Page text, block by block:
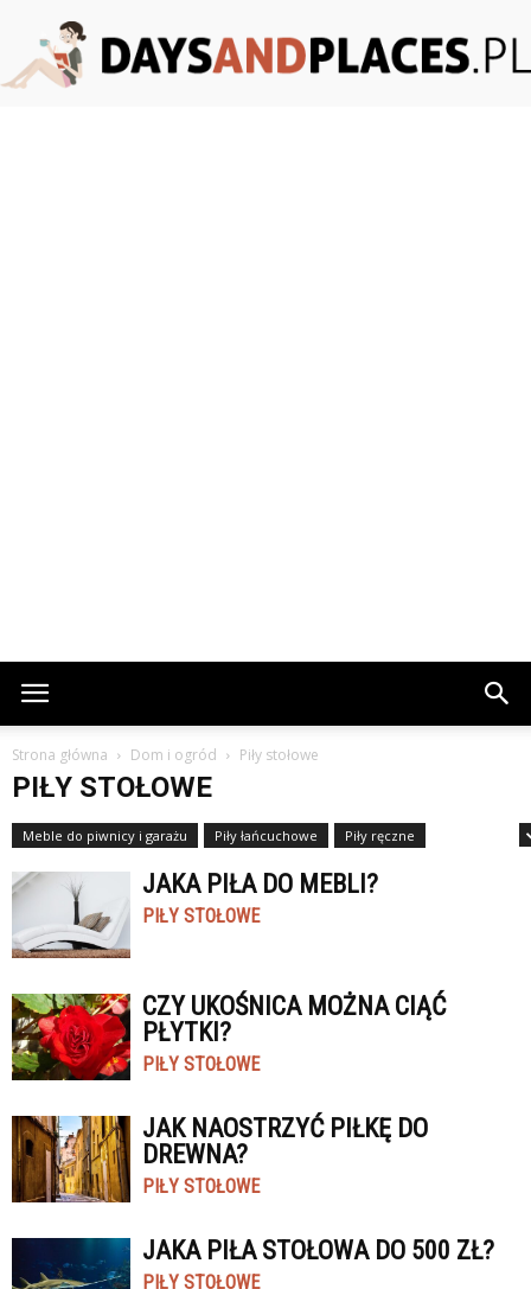
Strona główna Dom i ogród Piły stołowe
PIŁY STOŁOWE
Meble do piwnicy i garażu Piły łańcuchowe
Piły ręczne
JAKA PIŁA DO MEBLI?
PIŁY STOŁOWE
CZY UKOŚNICA MOŻNA CIĄĆ
PŁYTKI?
PIŁY STOŁOWE
JAK NAOSTRZYĆ PIŁKĘ DO
DREWNA?
PIŁY STOŁOWE
JAKA PIŁA STOŁOWA DO 500 ZŁ?
PIŁY STOŁOWE